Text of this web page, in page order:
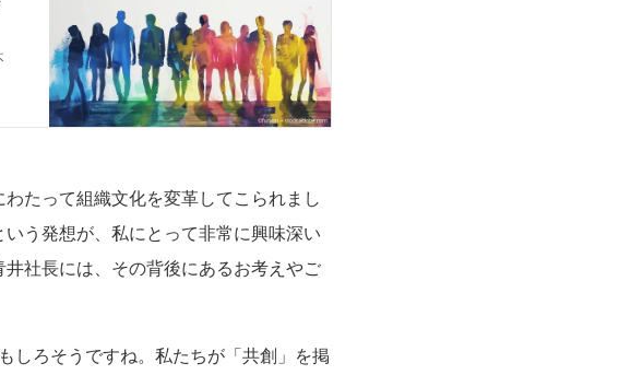
たって組織文化を変革してこられまし
う発想が、私にとって非常に興味深い
社長には、その背後にあるお考えやご
しろそうですね。私たちが「共創」を掲